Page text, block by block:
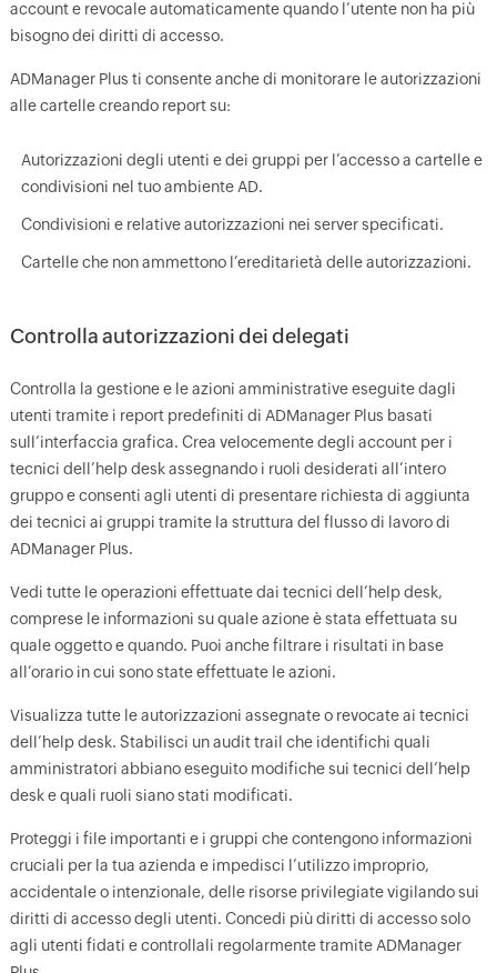
account e revocale automaticamente quando l’utente non ha più
bisogno dei diritti di accesso.
ADManager Plus ti consente anche di monitorare le autorizzazioni
alle cartelle creando report su:
Autorizzazioni degli utenti e dei gruppi per l’accesso a cartelle e
condivisioni nel tuo ambiente AD.
Condivisioni e relative autorizzazioni nei server specificati.
Cartelle che non ammettono l’ereditarietà delle autorizzazioni.
Controlla autorizzazioni dei delegati
Controlla la gestione e le azioni amministrative eseguite dagli
utenti tramite i report predefiniti di ADManager Plus basati
sull’interfaccia grafica. Crea velocemente degli account per i
tecnici dell’help desk assegnando i ruoli desiderati all’intero
gruppo e consenti agli utenti di presentare richiesta di aggiunta
dei tecnici ai gruppi tramite la struttura del flusso di lavoro di
ADManager Plus.
Vedi tutte le operazioni effettuate dai tecnici dell’help desk,
comprese le informazioni su quale azione è stata effettuata su
quale oggetto e quando. Puoi anche filtrare i risultati in base
all’orario in cui sono state effettuate le azioni.
Visualizza tutte le autorizzazioni assegnate o revocate ai tecnici
dell’help desk. Stabilisci un audit trail che identifichi quali
amministratori abbiano eseguito modifiche sui tecnici dell’help
desk e quali ruoli siano stati modificati.
Proteggi i file importanti e i gruppi che contengono informazioni
cruciali per la tua azienda e impedisci l’utilizzo improprio,
accidentale o intenzionale, delle risorse privilegiate vigilando sui
diritti di accesso degli utenti. Concedi più diritti di accesso solo
agli utenti fidati e controllali regolarmente tramite ADManager